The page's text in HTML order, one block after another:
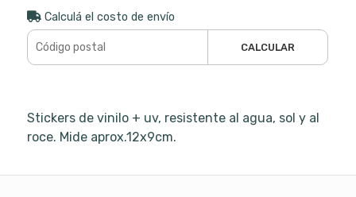
Calculá el costo de envío
CALCULAR
Stickers de vinilo + uv, resistente al agua, sol y al
roce. Mide aprox.12x9cm.